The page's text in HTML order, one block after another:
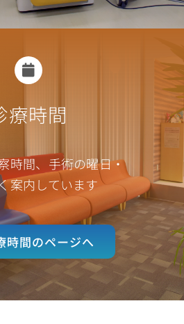
療時間
時間、手術の曜日・
案内しています
時間のページへ